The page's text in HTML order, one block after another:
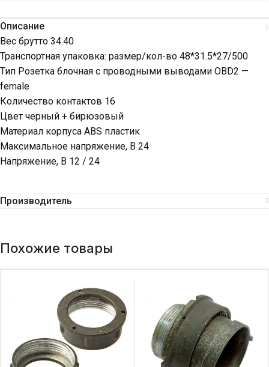
Описание
Вес брутто 34.40
Транспортная упаковка: размер/кол-во 48*31.5*27/500
Тип Розетка блочная с проводными выводами OBD2 —
female
Количество контактов 16
Цвет черный + бирюзовый
Материал корпуса ABS пластик
Максимальное напряжение, В 24
Напряжение, В 12 / 24
Производитель
Похожие товары